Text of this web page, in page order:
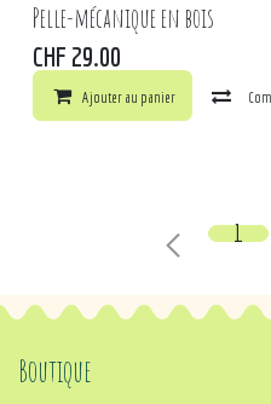
Pelle-mécanique en bois
CHF 29.00
Ajouter au panier
1
Boutique